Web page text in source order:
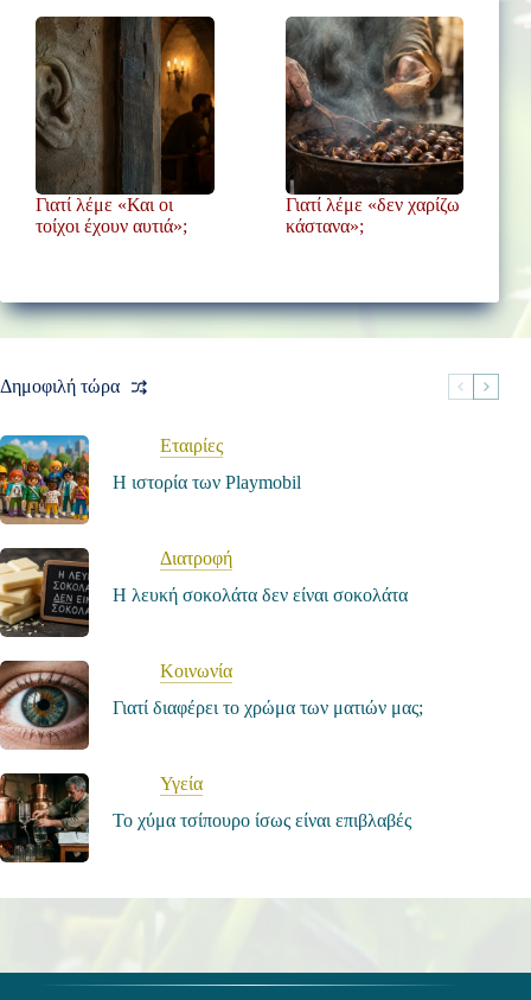
Γιατί λέμε «Και οι
τοίχοι έχουν αυτιά»;
Γιατί λέμε «δεν χαρίζω
κάστανα»;
Δημοφιλή τώρα
Εταιρίες
Η ιστορία των Playmobil
Διατροφή
Η λευκή σοκολάτα δεν είναι σοκολάτα
Κοινωνία
Γιατί διαφέρει το χρώμα των ματιών μας;
Υγεία
Το χύμα τσίπουρο ίσως είναι επιβλαβές